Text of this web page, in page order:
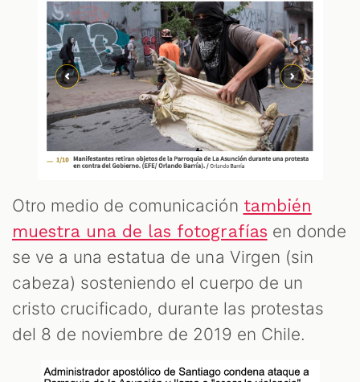
Otro medio de comunicación también
muestra una de las fotografías en donde
se ve a una estatua de una Virgen (sin
cabeza) sosteniendo el cuerpo de un
cristo crucificado, durante las protestas
del 8 de noviembre de 2019 en Chile.